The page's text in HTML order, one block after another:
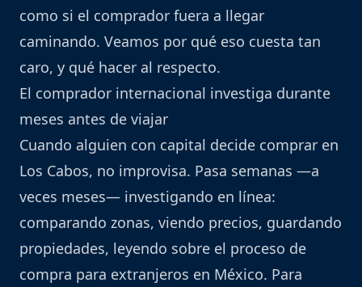
como si el comprador fuera a llegar
caminando. Veamos por qué eso cuesta tan
caro, y qué hacer al respecto.
El comprador internacional investiga durante
meses antes de viajar
Cuando alguien con capital decide comprar en
Los Cabos, no improvisa. Pasa semanas —a
veces meses— investigando en línea:
comparando zonas, viendo precios, guardando
propiedades, leyendo sobre el proceso de
compra para extranjeros en México. Para